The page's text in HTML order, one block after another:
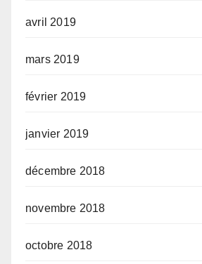
avril 2019
mars 2019
février 2019
janvier 2019
décembre 2018
novembre 2018
octobre 2018